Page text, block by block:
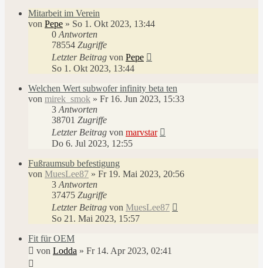
Mitarbeit im Verein
von Pepe » So 1. Okt 2023, 13:44
0 Antworten
78554 Zugriffe
Letzter Beitrag von Pepe
So 1. Okt 2023, 13:44
Welchen Wert subwofer infinity beta ten
von mirek_smok » Fr 16. Jun 2023, 15:33
3 Antworten
38701 Zugriffe
Letzter Beitrag von marvstar
Do 6. Jul 2023, 12:55
Fußraumsub befestigung
von MuesLee87 » Fr 19. Mai 2023, 20:56
3 Antworten
37475 Zugriffe
Letzter Beitrag von MuesLee87
So 21. Mai 2023, 15:57
Fit für OEM
von Lodda » Fr 14. Apr 2023, 02:41